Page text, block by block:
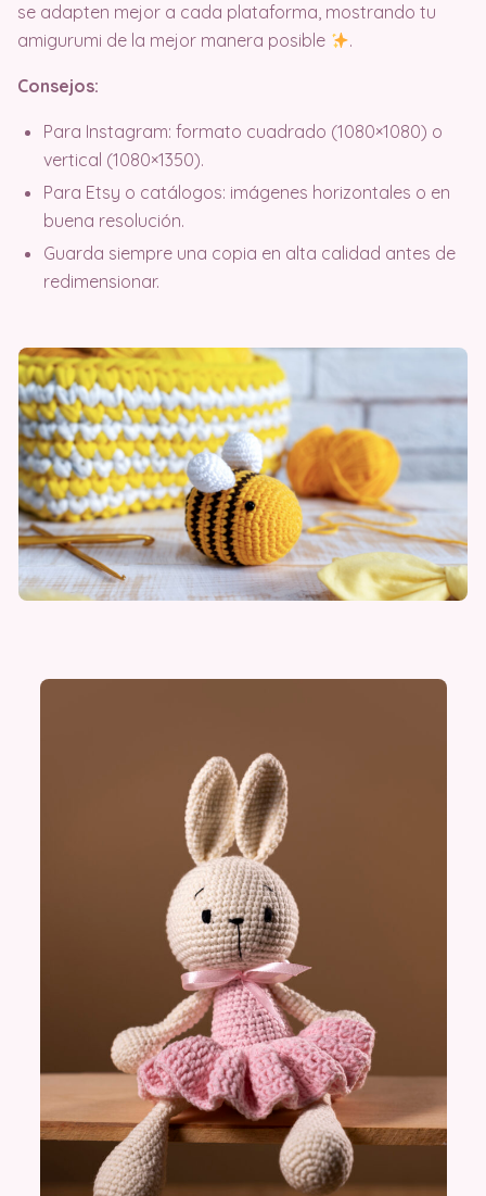
se adapten mejor a cada plataforma, mostrando tu
amigurumi de la mejor manera posible
.
Consejos:
Para Instagram: formato cuadrado (1080×1080) o
vertical (1080×1350).
Para Etsy o catálogos: imágenes horizontales o en
buena resolución.
Guarda siempre una copia en alta calidad antes de
redimensionar.